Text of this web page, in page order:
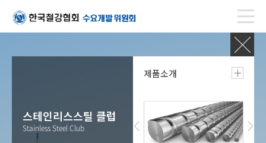
스테인리스스틸 클럽
Stainless Steel Club
KOSFA (스틸하우스)
Korea Steel Framing
Alliance
스테인리스스틸 클럽
Stainless Steel Club
제품소개